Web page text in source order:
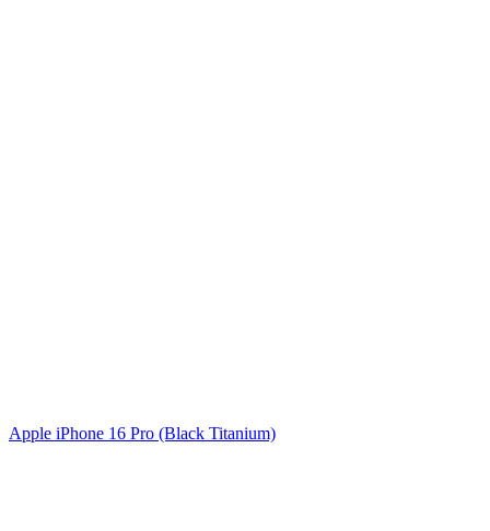
Apple iPhone 16 Pro (Black Titanium)